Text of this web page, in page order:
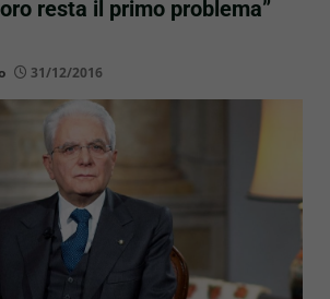
resta il primo problema”
31/12/2016